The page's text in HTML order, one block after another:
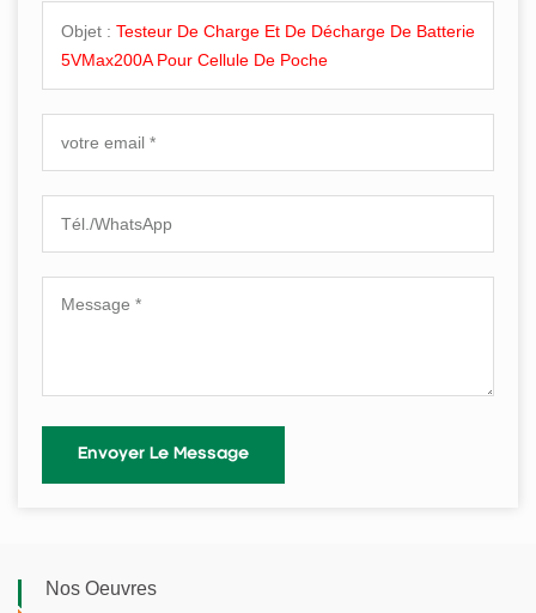
Objet : Testeur De Charge Et De Décharge De Batterie
5VMax200A Pour Cellule De Poche
Nos Oeuvres